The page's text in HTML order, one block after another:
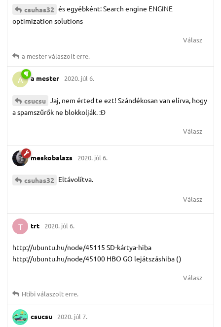
csuhas32 és egyébként: Search engine ENGINE
optimization solutions
Válasz
a mesterválaszolt erre.
A a mester 2020. júl 6.
csucsu
Jaj, nem érted te ezt! Szándékosan van elírva, hogy
a spamszűrők ne blokkolják. :Đ
Válasz
meskobalazs 2020. júl 6.
csuhas32 Eltávolítva.
Válasz
T trt 2020. júl 6.
http://ubuntu.hu/node/45115 SD-kártya-hiba
http://ubuntu.hu/node/45100 HBO GO lejátszáshiba ()
Válasz
Htibiválaszolt erre.
csucsu 2020. júl 7.